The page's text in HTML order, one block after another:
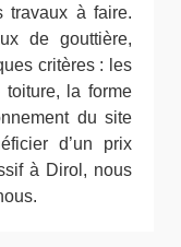
travaux à faire.
de gouttière,
critères : les
toiture, la forme
du site
d’un prix
à Dirol, nous